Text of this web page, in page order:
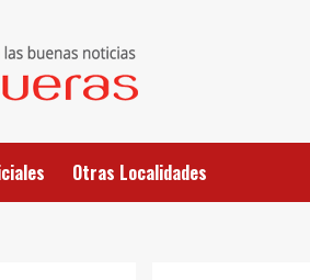
Otras Localidades